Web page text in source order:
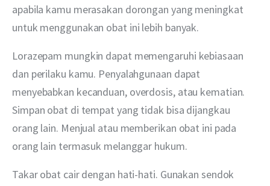
apabila kamu merasakan dorongan yang meningkat
untuk menggunakan obat ini lebih banyak.
Lorazepam mungkin dapat memengaruhi kebiasaan
dan perilaku kamu. Penyalahgunaan dapat
menyebabkan kecanduan, overdosis, atau kematian.
Simpan obat di tempat yang tidak bisa dijangkau
orang lain. Menjual atau memberikan obat ini pada
orang lain termasuk melanggar hukum.
Takar obat cair dengan hati-hati. Gunakan sendok